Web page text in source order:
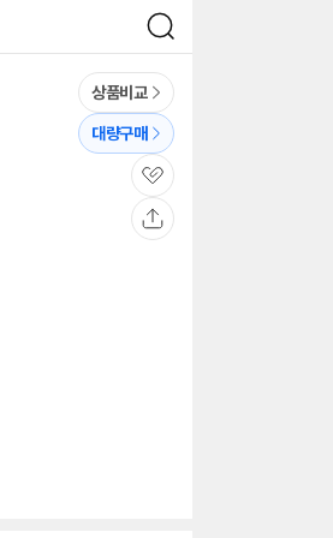
검
색
상품비교
대량구매
관
심